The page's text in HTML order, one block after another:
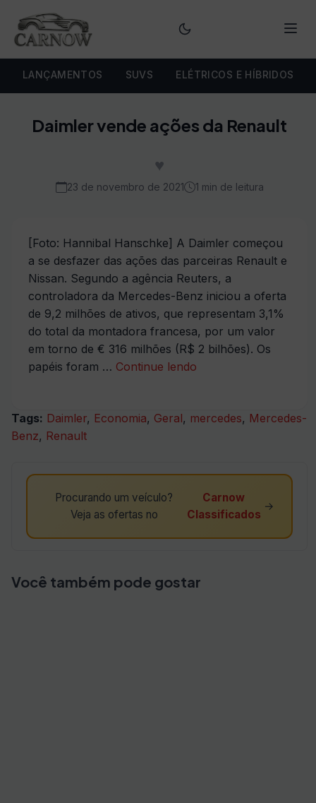
LANÇAMENTOS SUVS ELÉTRICOS E HÍBRIDOS
Daimler vende ações da Renault
♥
23 de novembro de 2021 1 min de leitura
[Foto: Hannibal Hanschke] A Daimler começou
a se desfazer das ações das parceiras Renault e
Nissan. Segundo a agência Reuters, a
controladora da Mercedes-Benz iniciou a oferta
de 9,2 milhões de ativos, que representam 3,1%
do total da montadora francesa, por um valor
em torno de € 316 milhões (R$ 2 bilhões). Os
papéis foram … Continue lendo
da Renault
Tags: Daimler, Economia, Geral, mercedes, Mercedes-
Benz, Renault
Procurando um veículo?
Veja as ofertas no
Carnow
Classificados
→
Você também pode gostar